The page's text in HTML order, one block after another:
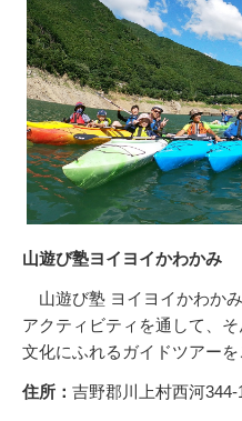
山遊び塾ヨイヨイかわかみ
山遊び塾 ヨイヨイかわか
アクティビティを通して、
文化にふれるガイドツアーを
住所： 吉野郡川上村西河344-